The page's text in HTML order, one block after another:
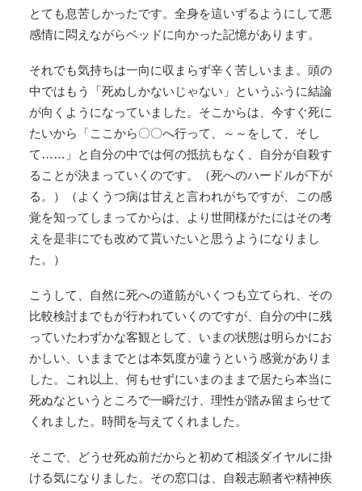
とても息苦しかったです。全身を這いずるようにして悪
感情に悶えながらベッドに向かった記憶があります。
それでも気持ちは一向に収まらず辛く苦しいまま。頭の
中ではもう「死ぬしかないじゃない」というふうに結論
が向くようになっていました。そこからは、今すぐ死に
たいから「ここから〇〇へ行って、～～をして、そし
て……」と自分の中では何の抵抗もなく、自分が自殺す
ることが決まっていくのです。（死へのハードルが下が
る。）（よくうつ病は甘えと言われがちですが、この感
覚を知ってしまってからは、より世間様がたにはその考
えを是非にでも改めて貰いたいと思うようになりまし
た。）
こうして、自然に死への道筋がいくつも立てられ、その
比較検討までもが行われていくのですが、自分の中に残
っていたわずかな客観として、いまの状態は明らかにお
かしい、いままでとは本気度が違うという感覚がありま
した。これ以上、何もせずにいまのままで居たら本当に
死ぬなというところで一瞬だけ、理性が踏み留まらせて
くれました。時間を与えてくれました。
そこで、どうせ死ぬ前だからと初めて相談ダイヤルに掛
ける気になりました。その窓口は、自殺志願者や精神疾